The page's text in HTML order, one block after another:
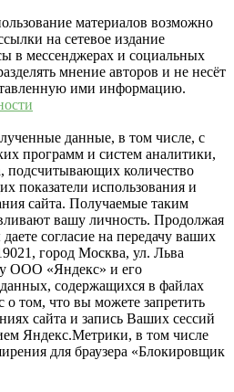
материалов возможно
на сетевое издание
в мессенджерах и социальных
мнение авторов и не несёт
ими информацию.
данные, в том числе, с
программ и систем аналитики,
подсчитывающих количество
показатели использования и
сайта. Получаемые таким
вашу личность. Продолжая
согласие на передачу ваших
город Москва, ул. Льва
ООО «Яндекс» и его
содержащихся в файлах
том, что вы можете запретить
сайта и запись Ваших сессий
Яндекс.Метрики, в том числе
для браузера «Блокировщик